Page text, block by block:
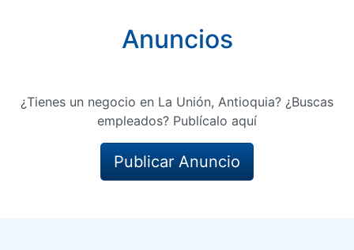
Anuncios
¿Tienes un negocio en La Unión, Antioquia? ¿Buscas
empleados? Publícalo aquí
Publicar Anuncio